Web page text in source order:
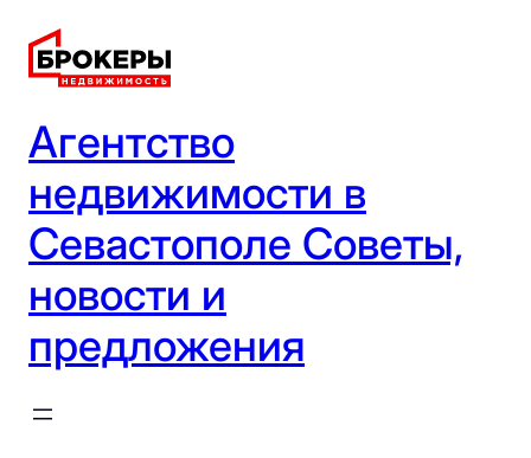
Перейти
содержимому
Агентство
недвижимости в
Севастополе Советы,
новости и
предложения